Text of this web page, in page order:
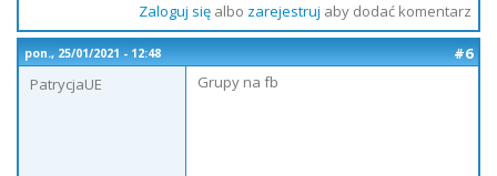
Zaloguj sięalbo zarejestruj aby dodać komentarz
pon., 25/01/2021 - 12:48
#6
PatrycjaUE
Grupy na fb